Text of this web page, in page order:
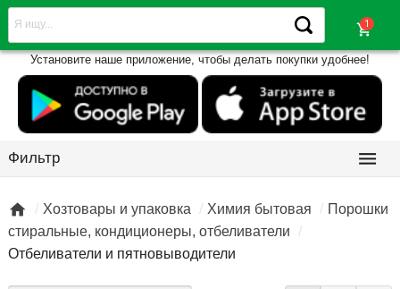
shopping_cart
Установите наше приложение, чтобы делать покупки удобнее!
Фильтр 
 Хозтовары и упаковка Химия бытовая
Порошки
стиральные, кондиционеры, отбеливатели
Отбеливатели и пятновыводители